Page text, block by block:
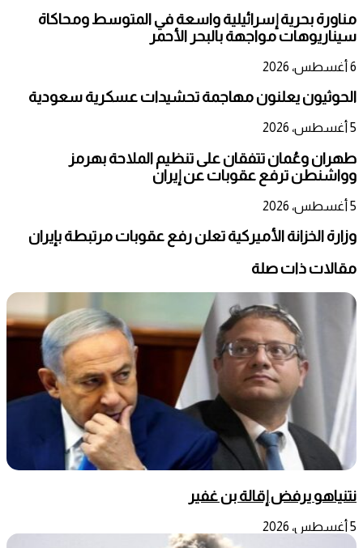
مناورة بحرية إسرائيلية واسعة في المتوسط ومحاكاة
سيناريوهات مواجهة بالبحر الأحمر
6 أغسطس، 2026
الحوثيون يعلنون مهاجمة تحشيدات عسكرية سعودية
5 أغسطس، 2026
طهران وعُمان تتفقان على تنظيم الملاحة بهرمز
وواشنطن ترفع عقوبات عن إيران
5 أغسطس، 2026
وزارة الخزانة الأميركية تعلن رفع عقوبات مرتبطة بإيران
مقالات ذات صلة
نتنياهو يرفض إقالة بن غفير
5 أغسطس، 2026